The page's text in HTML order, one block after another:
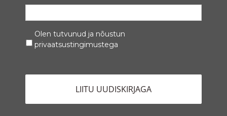
Privaatsustingimused *
Olen tutvunud ja nõustun
privaatsustingimustega